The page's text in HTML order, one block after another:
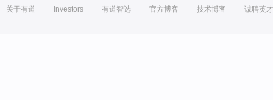
关于有道 Investors 有道智选 官方博客 技术博客 诚聘英才